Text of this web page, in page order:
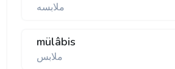
ملابسه
mülâbis
ملابس